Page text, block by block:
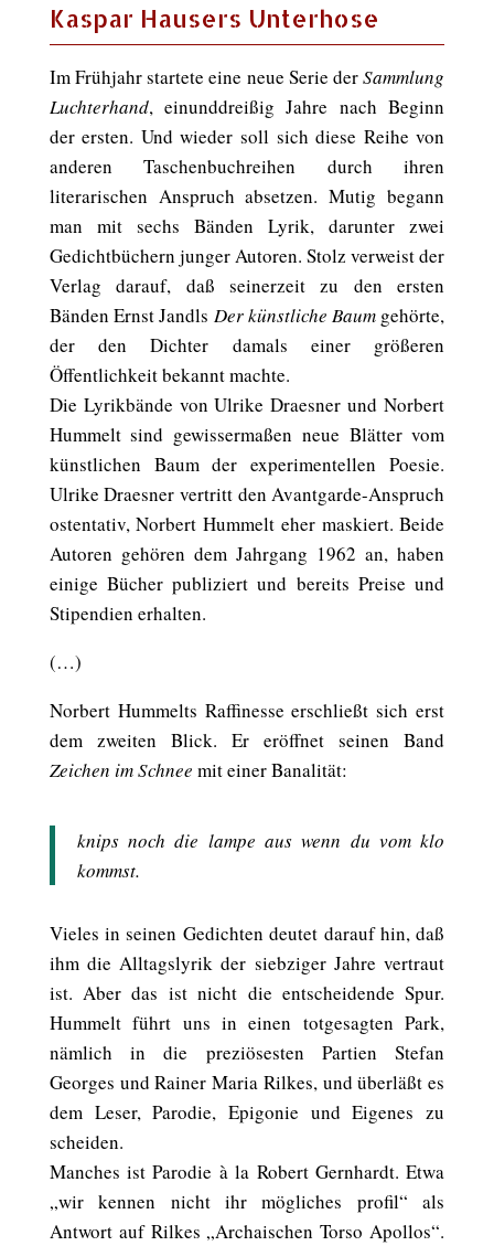
Kaspar Hausers Unterhose
Im Frühjahr startete eine neue Serie derSammlung
Luchterhand, einunddreißig Jahre nach Beginn
der ersten. Und wieder soll sich diese Reihe von
anderen Taschenbuchreihen durch ihren
literarischen Anspruch absetzen. Mutig begann
man mit sechs Bänden Lyrik, darunter zwei
Gedichtbüchern junger Autoren. Stolz verweist der
Verlag darauf, daß seinerzeit zu den ersten
Bänden Ernst Jandls Der künstliche Baumgehörte,
der den Dichter damals einer größeren
Öffentlichkeit bekannt machte.
Die Lyrikbände von Ulrike Draesner und Norbert
Hummelt sind gewissermaßen neue Blätter vom
künstlichen Baum der experimentellen Poesie.
Ulrike Draesner vertritt den Avantgarde-Anspruch
ostentativ, Norbert Hummelt eher maskiert. Beide
Autoren gehören dem Jahrgang 1962 an, haben
einige Bücher publiziert und bereits Preise und
Stipendien erhalten.
(…)
Norbert Hummelts Raffinesse erschließt sich erst
dem zweiten Blick. Er eröffnet seinen Band
Zeichen im Schnee mit einer Banalität:
knips noch die lampe aus wenn du vom klo
kommst.
Vieles in seinen Gedichten deutet darauf hin, daß
ihm die Alltagslyrik der siebziger Jahre vertraut
ist. Aber das ist nicht die entscheidende Spur.
Hummelt führt uns in einen totgesagten Park,
nämlich in die preziösesten Partien Stefan
Georges und Rainer Maria Rilkes, und überläßt es
dem Leser, Parodie, Epigonie und Eigenes zu
scheiden.
Manches ist Parodie à la Robert Gernhardt. Etwa
„wir kennen nicht ihr mögliches profil“ als
Antwort auf Rilkes „Archaischen Torso Apollos“.